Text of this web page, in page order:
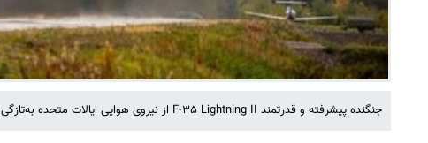
جنگنده پیشرفته و قدرتمند F-۳۵ Lightning II از نیروی هوایی ایالات متحده به‌تازگی به دستاوردی مهم رسیده است.